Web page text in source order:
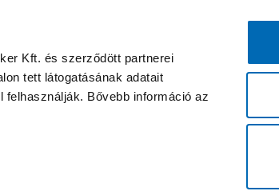
Kft. és szerződött partnerei
tett látogatásának adatait
Bővebb információ az